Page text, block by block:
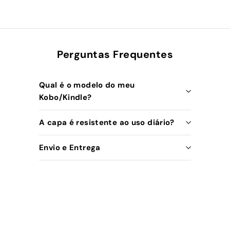
Perguntas Frequentes
Qual é o modelo do meu
Kobo/Kindle?
A capa é resistente ao uso diário?
Envio e Entrega